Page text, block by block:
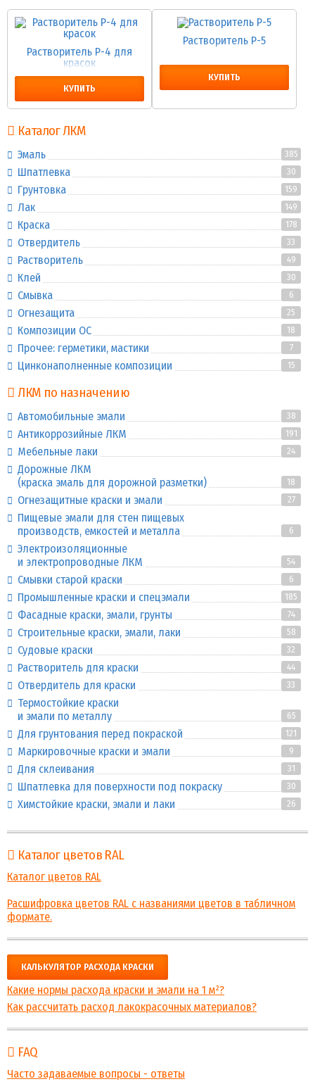
Растворитель Р-4 для
красок
КУПИТЬ
Растворитель Р-5
КУПИТЬ
Каталог ЛКМ
Эмаль 385
Шпатлевка 30
Грунтовка 159
Лак 149
Краска 178
Отвердитель 33
Растворитель 49
Клей 30
Смывка 6
Огнезащита 25
Композиции ОС 18
Прочее: герметики, мастики 7
Цинконаполненные композиции 15
ЛКМ по назначению
Автомобильные эмали 38
Антикоррозийные ЛКМ 191
Мебельные лаки 24
Дорожные ЛКМ
(краска эмаль для дорожной разметки)
18
Огнезащитные краски и эмали 27
Пищевые эмали для стен пищевых
производств, емкостей и металла
6
Электроизоляционные
и электропроводные ЛКМ
54
Смывки старой краски 6
Промышленные краски и спецэмали 185
Фасадные краски, эмали, грунты 74
Строительные краски, эмали, лаки 58
Судовые краски 32
Растворитель для краски 44
Отвердитель для краски 33
Термостойкие краски
и эмали по металлу
65
Для грунтования перед покраской 121
Маркировочные краски и эмали 9
Для склеивания 31
Шпатлевка для поверхности под покраску 30
Химстойкие краски, эмали и лаки 26
Каталог цветов RAL
Каталог цветов RAL
Расшифровка цветов RAL с названиями цветов в табличном
формате.
КАЛЬКУЛЯТОР РАСХОДА КРАСКИ
Какие нормы расхода краски и эмали на 1 м²?
Как рассчитать расход лакокрасочных материалов?
FAQ
Часто задаваемые вопросы - ответы